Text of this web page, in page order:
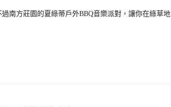
南方莊園的夏綠蒂戶外BBQ音樂派對，讓你在綠草地